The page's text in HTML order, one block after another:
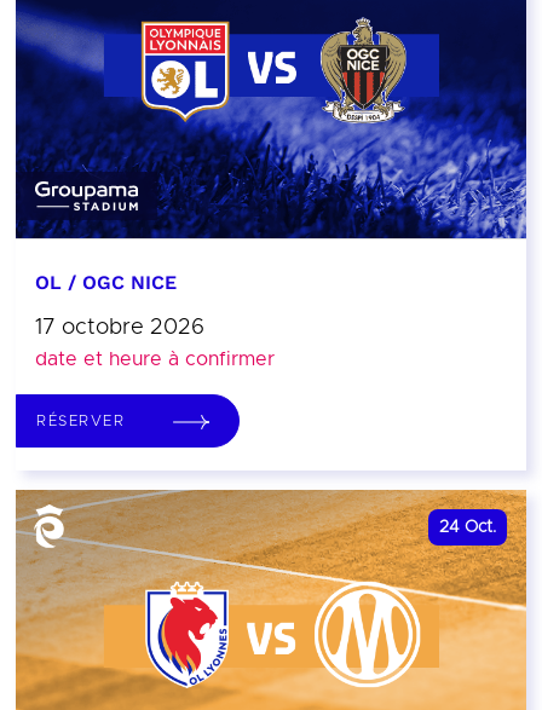
OL / OGC NICE
17 octobre 2026
date et heure à confirmer
RÉSERVER
24 Oct.